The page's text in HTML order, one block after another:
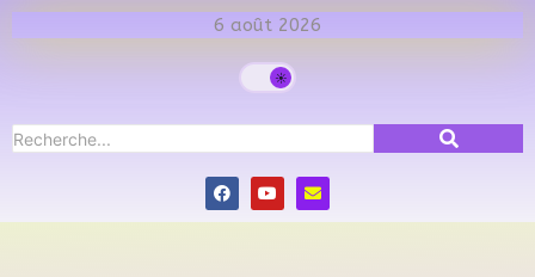
6 août 2026